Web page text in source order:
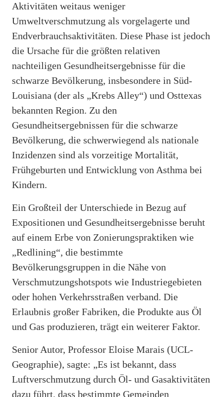
Aktivitäten weitaus weniger
Umweltverschmutzung als vorgelagerte und
Endverbrauchsaktivitäten. Diese Phase ist jedoch
die Ursache für die größten relativen
nachteiligen Gesundheitsergebnisse für die
schwarze Bevölkerung, insbesondere in Süd-
Louisiana (der als „Krebs Alley“) und Osttexas
bekannten Region. Zu den
Gesundheitsergebnissen für die schwarze
Bevölkerung, die schwerwiegend als nationale
Inzidenzen sind als vorzeitige Mortalität,
Frühgeburten und Entwicklung von Asthma bei
Kindern.
Ein Großteil der Unterschiede in Bezug auf
Expositionen und Gesundheitsergebnisse beruht
auf einem Erbe von Zonierungspraktiken wie
„Redlining“, die bestimmte
Bevölkerungsgruppen in die Nähe von
Verschmutzungshotspots wie Industriegebieten
oder hohen Verkehrsstraßen verband. Die
Erlaubnis großer Fabriken, die Produkte aus Öl
und Gas produzieren, trägt ein weiterer Faktor.
Senior Autor, Professor Eloise Marais (UCL-
Geographie), sagte: „Es ist bekannt, dass
Luftverschmutzung durch Öl- und Gasaktivitäten
dazu führt, dass bestimmte Gemeinden